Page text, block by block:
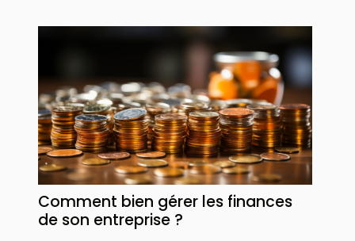
Comment bien gérer les finances
de son entreprise ?